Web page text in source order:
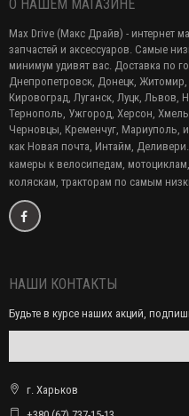
О НАШЕМ МАГАЗИНЕ
Max Drive (Макс Драйв) - интернет
запчастей и аксессуаров. Самые
минимум удивят вас. Доставка по
Днепропетровск, Донецк,
Кировоград, Луганск, Луцк, Львов,
Тернополь, Ужгород, Херсон,
Черновцы, Кременчуг, Мариуполь,
как Новая почта, Интайм,
камеры к велосипедам,
коляскам, тракторам по самым
НАШИ КОНТАКТЫ
Будьте в курсе наших акций,
г. Харьков